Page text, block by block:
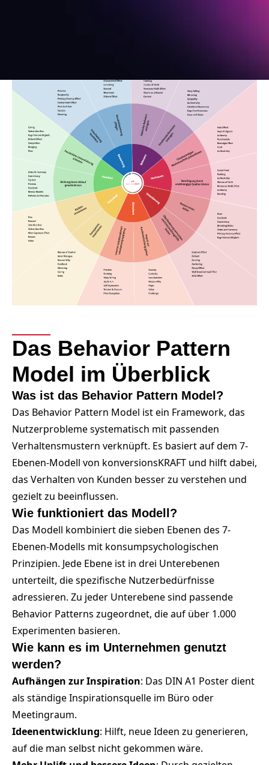
Das Behavior Pattern
Model im Überblick
Was ist das Behavior Pattern Model?
Das Behavior Pattern Model ist ein Framework, das
Nutzerprobleme systematisch mit passenden
Verhaltensmustern verknüpft. Es basiert auf dem 7-
Ebenen-Modell von konversionsKRAFT und hilft dabei,
das Verhalten von Kunden besser zu verstehen und
gezielt zu beeinflussen.
Wie funktioniert das Modell?
Das Modell kombiniert die sieben Ebenen des 7-
Ebenen-Modells mit konsumpsychologischen
Prinzipien. Jede Ebene ist in drei Unterebenen
unterteilt, die spezifische Nutzerbedürfnisse
adressieren. Zu jeder Unterebene sind passende
Behavior Patterns zugeordnet, die auf über 1.000
Experimenten basieren.
Wie kann es im Unternehmen genutzt
werden?
Aufhängen zur Inspiration: Das DIN A1 Poster dient
als ständige Inspirationsquelle im Büro oder
Meetingraum.
Ideenentwicklung: Hilft, neue Ideen zu generieren,
auf die man selbst nicht gekommen wäre.